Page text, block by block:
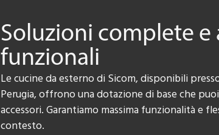
Soluzioni complete e
funzionali
Le cucine da esterno di Sicom, disponibili
Perugia, offrono una dotazione di base che
accessori. Garantiamo massima funzionalità e
contesto.